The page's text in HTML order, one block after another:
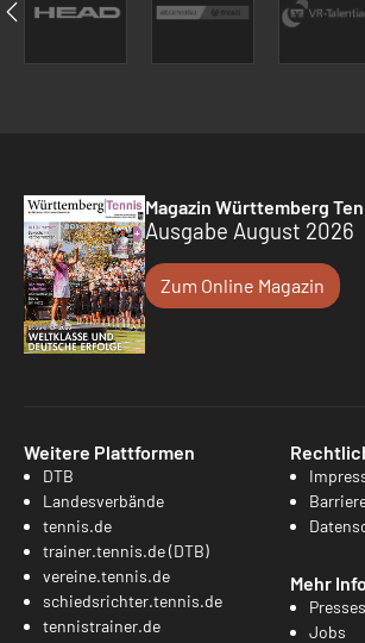
Magazin Württemberg
Ausgabe August 2026
Zum Online Magazin
Weitere Plattformen
DTB
Landesverbände
tennis.de
trainer.tennis.de (DTB)
vereine.tennis.de
schiedsrichter.tennis.de
tennistrainer.de
Mehr
Jobs